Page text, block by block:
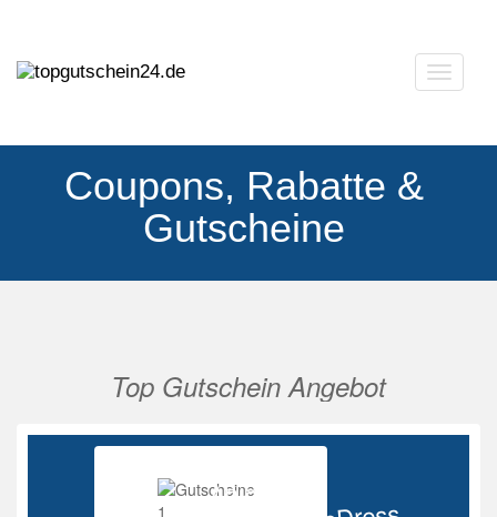
Coupons, Rabatte &
Gutscheine
Top Gutschein Angebot
Ab 85%
Vorherige